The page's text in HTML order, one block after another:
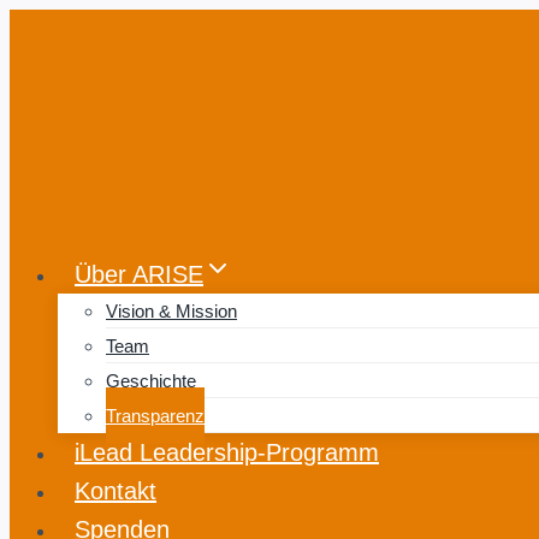
Über ARISE
Vision & Mission
Team
Geschichte
Transparenz
iLead Leadership-Programm
Kontakt
Spenden